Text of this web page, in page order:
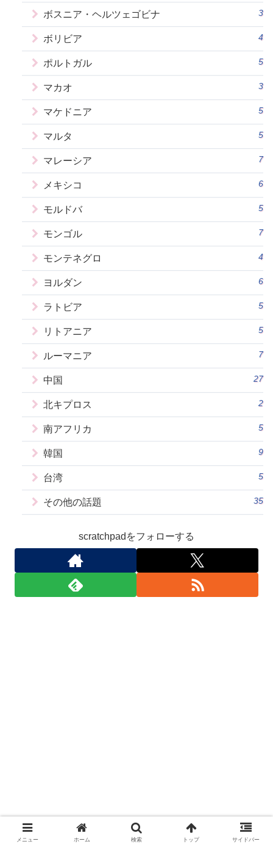
ボスニア・ヘルツェゴビナ 3
ボリビア 4
ポルトガル 5
マカオ 3
マケドニア 5
マルタ 5
マレーシア 7
メキシコ 6
モルドバ 5
モンゴル 7
モンテネグロ 4
ヨルダン 6
ラトビア 5
リトアニア 5
ルーマニア 7
中国 27
北キプロス 2
南アフリカ 5
韓国 9
台湾 5
その他の話題 35
scratchpadをフォローする
メニュー ホーム 検索 トップ サイドバー